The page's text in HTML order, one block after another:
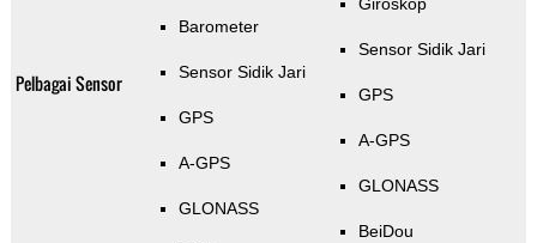
Pelbagai Sensor
Barometer
Sensor Sidik Jari
GPS
A-GPS
GLONASS
Sensor Sidik Jari
GPS
A-GPS
GLONASS
BeiDou